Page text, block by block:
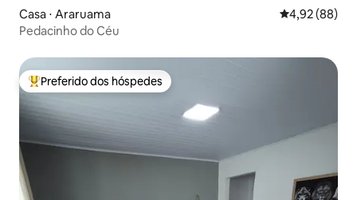
Casa ⋅ Araruama 4,92 de uma
4,92 (88)
Pedacinho do Céu
Entre os melhores preferidos dos hóspedes
Preferido dos hóspedes